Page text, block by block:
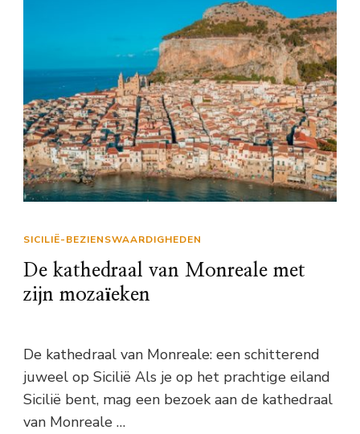
SICILIË-BEZIENSWAARDIGHEDEN
De kathedraal van Monreale met
zijn mozaïeken
De kathedraal van Monreale: een schitterend
juweel op Sicilië Als je op het prachtige eiland
Sicilië bent, mag een bezoek aan de kathedraal
van Monreale …